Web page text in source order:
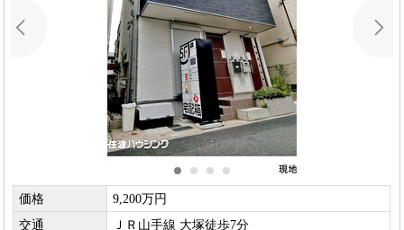
価格
9,200万円
交通
ＪＲ山手線 大塚徒歩7分